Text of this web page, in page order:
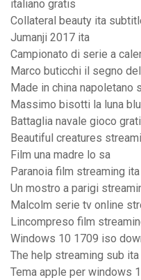
italiano gratis
Collateral beauty ita
Jumanji 2017 ita
Campionato di serie a
Marco buticchi il segno
Made in china napoletano
Massimo bisotti la luna
Battaglia navale gioco
Beautiful creatures
Film una madre lo sa
Paranoia film streaming ita
Un mostro a parigi
Malcolm serie tv online
Lincompreso film
Windows 10 1709 iso
The help streaming sub ita
Tema apple per windows